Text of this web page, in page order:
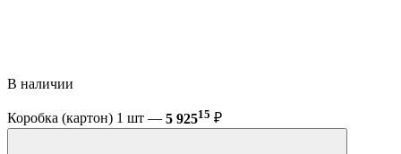
В наличии
Коробка (картон) 1 шт — 5 92515 ₽